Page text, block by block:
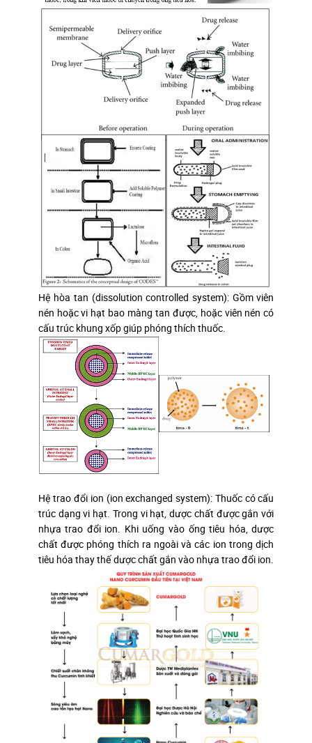
Hệ hòa tan (dissolution controlled system): Gồm viên
nén hoặc vi hạt bao màng tan được, hoặc viên nén có
cấu trúc khung xốp giúp phóng thích thuốc.
Hệ trao đổi ion (ion exchanged system): Thuốc có cấu
trúc dạng vi hạt. Trong vi hạt, dược chất được gắn với
nhựa trao đổi ion. Khi uống vào ống tiêu hóa, dược
chất được phóng thích ra ngoài và các ion trong dịch
tiêu hóa thay thế dược chất gắn vào nhựa trao đổi ion.